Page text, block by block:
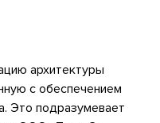
архитектуры
с обеспечением
Это подразумевает